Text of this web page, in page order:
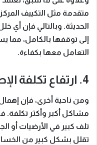
متقدمة مثل التكييف
الحديثة. وبالتالي فإن أي
إلى توقفها بالكامل، مما
التعامل معها بكفاءة.
4. ارتفاع تكلفة الإصلاح عند إهمال الأعطال
ومن ناحية أخرى، فإن
مشاكل أكبر وأكثر تكلفة.
تلف كبير في الأرضيات أو
تقلل بشكل كبير من